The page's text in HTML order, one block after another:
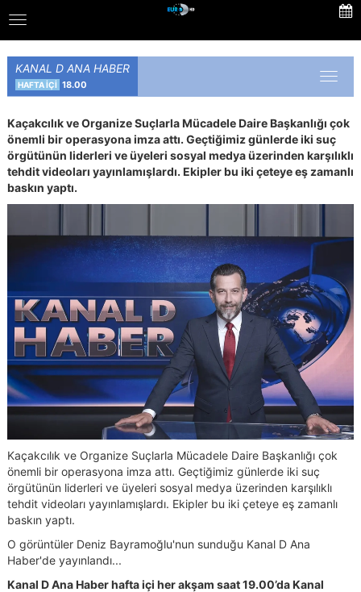
to
main
content
Toggle
navigation
KANAL D ANA HABER
HAFTA İÇİ 18.00
Kaçakcılık ve Organize Suçlarla Mücadele Daire Başkanlığı çok
önemli bir operasyona imza attı. Geçtiğimiz günlerde iki suç
örgütünün liderleri ve üyeleri sosyal medya üzerinden karşılıklı
tehdit videoları yayınlamışlardı. Ekipler bu iki çeteye eş zamanlı
baskın yaptı.
Kaçakcılık ve Organize Suçlarla Mücadele Daire Başkanlığı çok
önemli bir operasyona imza attı. Geçtiğimiz günlerde iki suç
örgütünün liderleri ve üyeleri sosyal medya üzerinden karşılıklı
tehdit videoları yayınlamışlardı. Ekipler bu iki çeteye eş zamanlı
baskın yaptı.
O görüntüler Deniz Bayramoğlu'nun sunduğu Kanal D Ana
Haber'de yayınlandı...
Kanal D Ana Haber hafta içi her akşam saat 19.00’da Kanal